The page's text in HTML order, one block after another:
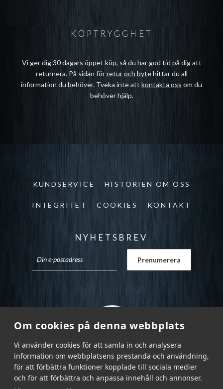
Om cookies på denna webbplats
Vi använder cookies för att samla in och analysera
information om webbplatsens prestanda och användning,
för att förbättra funktioner kopplade till sociala medier
och för att förbättra och anpassa innehåll och annonser.
KÖPTRYGGHET
Vi ger dig 30 dagars öppet köp, så du har god tid på dig att
returnera. På sidan förretur och bytehittar du all
information du behöver. Tveka inte att kontakta oss om du
behöver hjälp.
KUNDSERVICE HISTORIEN OM OSS
INTEGRITET COOKIES KONTAKT
NYHETSBREV